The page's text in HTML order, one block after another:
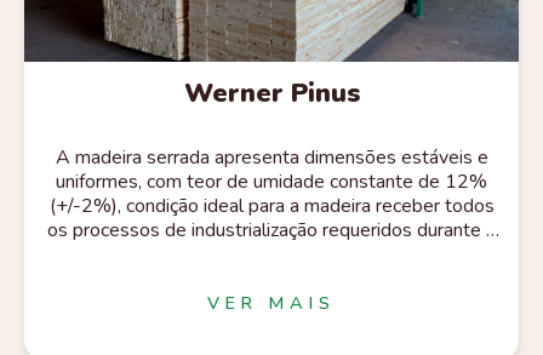
Werner Pinus
A madeira serrada apresenta dimensões estáveis e
uniformes, com teor de umidade constante de 12%
(+/-2%), condição ideal para a madeira receber todos
os processos de industrialização requeridos durante a
lados da peça são aplainados para obter uma
VER MAIS